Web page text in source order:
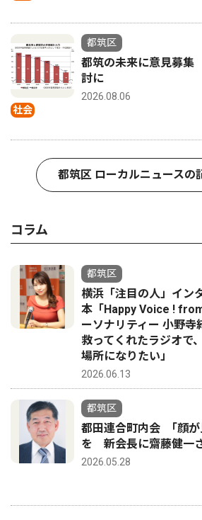
社会
都筑区
都筑の未来に意見募
討に
2026.08.06
都筑区 ローカルニュースの
コラム
都筑区
横浜「注目の人」イン
本「Happy Voice !
ーソナリティー 小野
救ってくれたラジオで
場所になりたい」
2026.06.13
都筑区
都田連合町内会 ｢顔が
を 新会長に齋藤健一
2026.05.28